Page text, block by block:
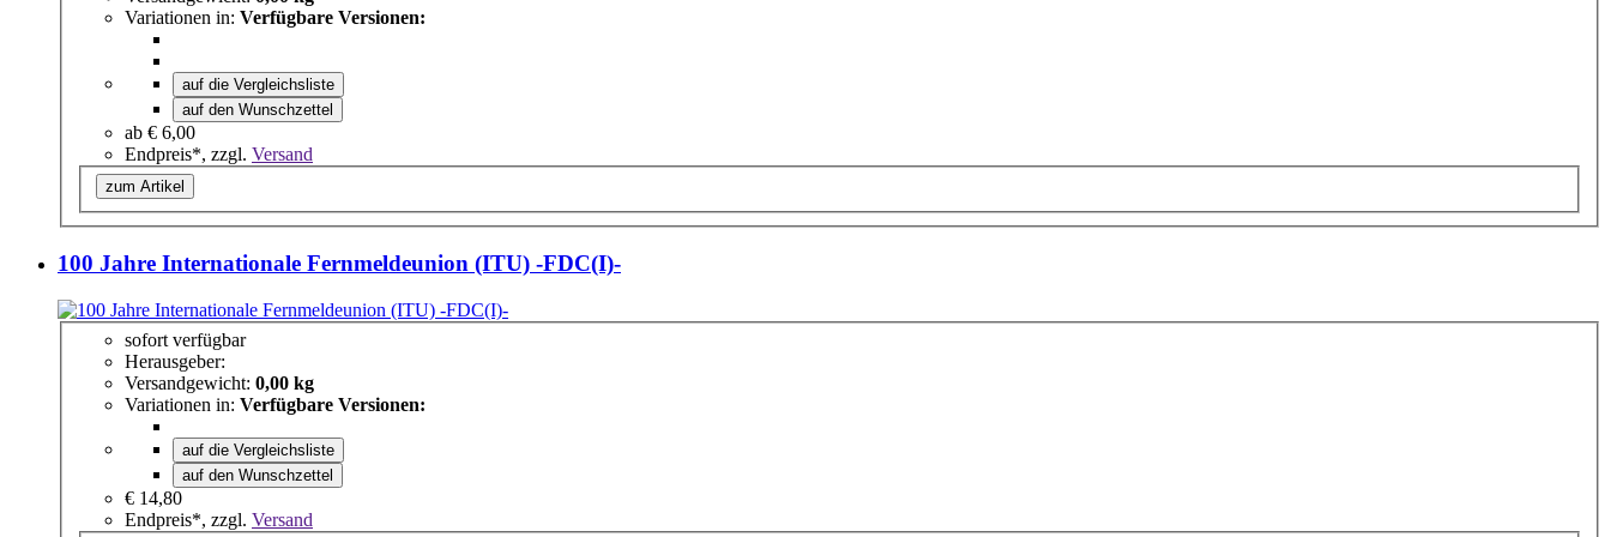
Variationen in: Verfügbare Versionen:
auf die Vergleichsliste
auf den Wunschzettel
ab € 6,00
Endpreis*, zzgl. Versand
zum Artikel
100 Jahre Internationale Fernmeldeunion (ITU) -FDC(I)-
sofort verfügbar
Herausgeber:
Versandgewicht: 0,00 kg
Variationen in: Verfügbare Versionen:
auf die Vergleichsliste
auf den Wunschzettel
€ 14,80
Endpreis*, zzgl. Versand